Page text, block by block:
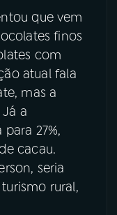
que vem
finos
com
atual fala
mas a
a
27%,
cacau.
seria
rural,